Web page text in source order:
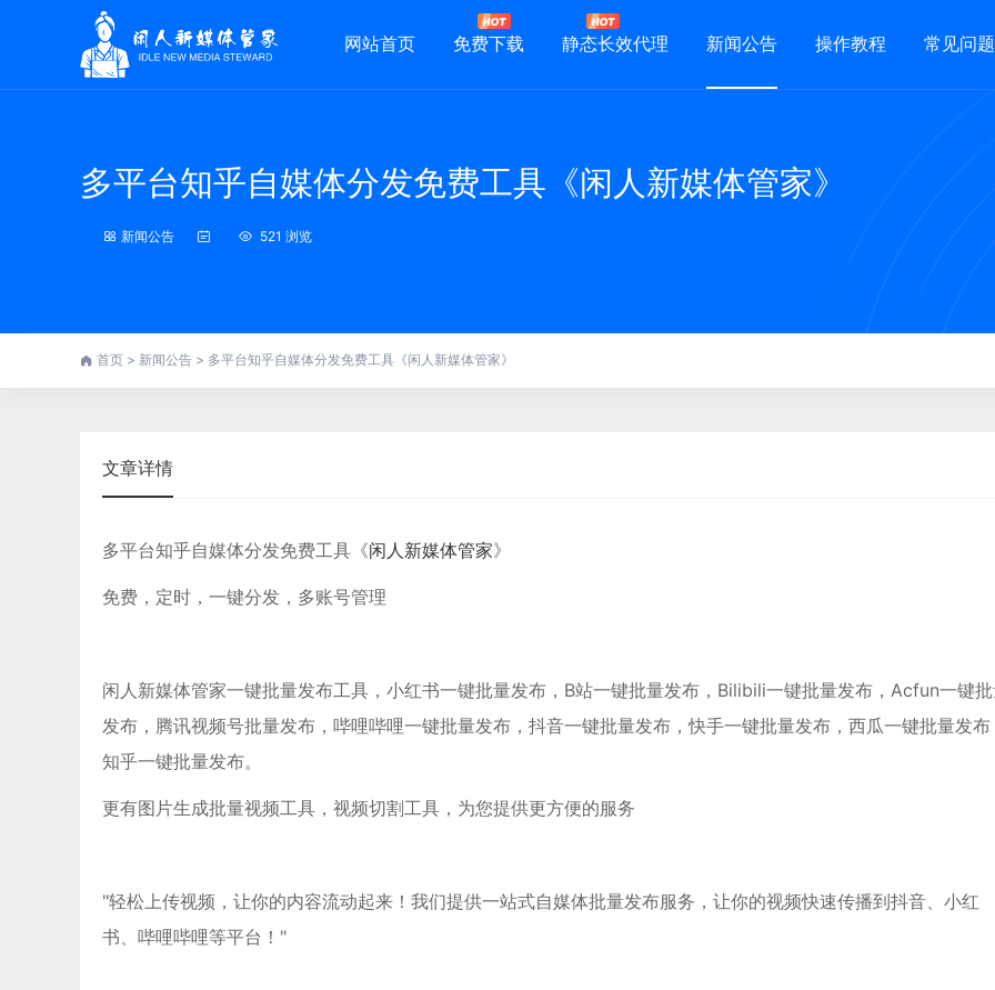
网站首页 免费下载 静态长效代理 新闻公告 操作教程 常见问题
多平台知乎自媒体分发免费工具《闲人新媒体管家》
新闻公告 521 浏览
首页 > 新闻公告 > 多平台知乎自媒体分发免费工具《闲人新媒体管家》
文章详情
多平台知乎自媒体分发免费工具《闲人新媒体管家》
免费，定时，一键分发，多账号管理
闲人新媒体管家一键批量发布工具，小红书一键批量发布，B站一键批量发布，Bilibili一键批量发布，Acfun一键
发布，腾讯视频号批量发布，哔哩哔哩一键批量发布，抖音一键批量发布，快手一键批量发布，西瓜一键批量发布
知乎一键批量发布。
更有图片生成批量视频工具，视频切割工具，为您提供更方便的服务
"轻松上传视频，让你的内容流动起来！我们提供一站式自媒体批量发布服务，让你的视频快速传播到抖音、小红
书、哔哩哔哩等平台！"